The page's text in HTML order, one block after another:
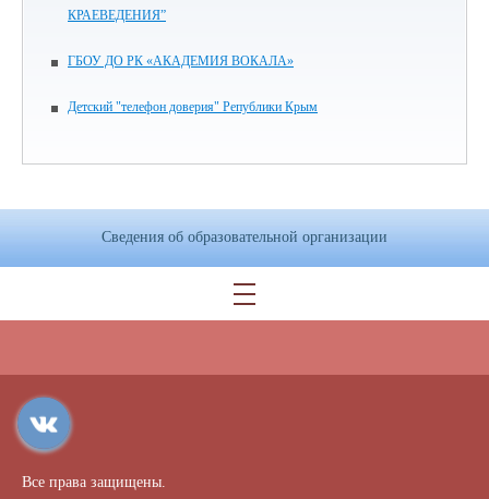
КРАЕВЕДЕНИЯ”
ГБОУ ДО РК «АКАДЕМИЯ ВОКАЛА»
Детский "телефон доверия" Републики Крым
Сведения об образовательной организации
Все права защищены.